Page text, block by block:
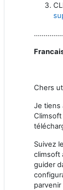
Chers
Je tiens
Suivez
climsoft
guider